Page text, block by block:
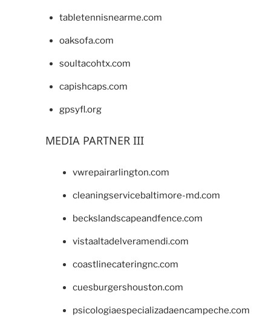
tabletennisnearme.com
oaksofa.com
soultacohtx.com
capishcaps.com
gpsyfl.org
MEDIA PARTNER III
vwrepairarlington.com
cleaningservicebaltimore-md.com
beckslandscapeandfence.com
vistaaltadelveramendi.com
coastlinecateringnc.com
cuesburgershouston.com
psicologiaespecializadaencampeche.com